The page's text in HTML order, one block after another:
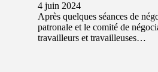
4 juin 2024
Après quelques séances de
patronale et le comité de
travailleurs et travailleuses…